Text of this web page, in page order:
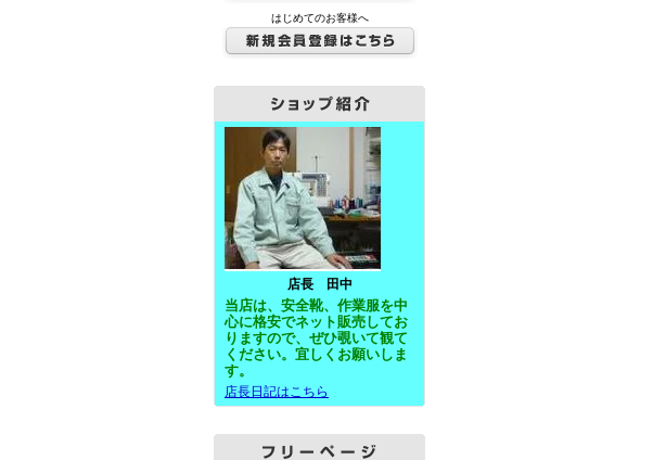
はじめてのお客様へ
店長 田中
当店は、安全靴、作業服を中
心に格安でネット販売してお
りますので、ぜひ覗いて観て
ください。宜しくお願いしま
す。
店長日記はこちら